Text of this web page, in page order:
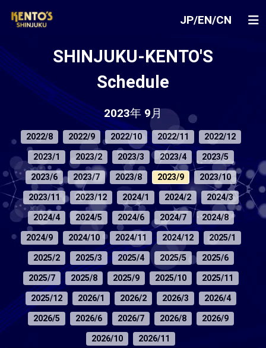
JP/EN/CN
SHINJUKU-KENTO'S
Schedule
2023年 9月
2022/8 2022/9 2022/10 2022/11
2022/12
2023/1
2023/2 2023/3 2023/4
2023/5
2023/6
2023/7 2023/8 2023/9
2023/10
2023/11
2023/12 2024/1 2024/2
2024/3
2024/4
2024/5 2024/6 2024/7
2024/8
2024/9
2024/10 2024/11 2024/12
2025/1
2025/2
2025/3 2025/4 2025/5
2025/6
2025/7
2025/8 2025/9 2025/10
2025/11
2025/12
2026/1 2026/2 2026/3
2026/4
2026/5
2026/6 2026/7 2026/8
2026/9
2026/10
2026/11